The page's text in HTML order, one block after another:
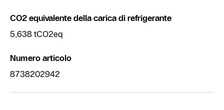
CO2 equivalente della carica di refrigerante
5,638 tCO2eq
Numero articolo
8738202942